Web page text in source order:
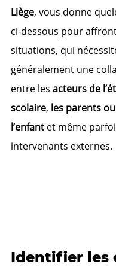
Liège, vous donne
ci-dessous pour
situations, qui
généralement une
entre les acteurs de
scolaire, les parents
l’enfant et même
intervenants externes.
Identifier les